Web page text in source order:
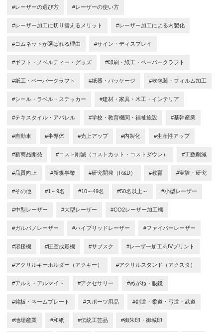
#レーザーの選び方 #レーザーの使い方
#レーザー加工に切り替えるメリット #レーザー加工による内製化
#コムネットが選ばれる理由 #サイン・ディスプレイ
#ギフト・ノベルティー・グッズ #印刷・紙工・ペーパークラフト
#紙工・ペーパークラフト #紙器・パッケージ #軟包装・フィルム加工
#シール・ラベル・ステッカー #建材・家具・木工・インテリア
#テキスタイル・アパレル #学校・教育機関・福祉施設 #基幹産業
#自動車 #半導体 #売上アップ #内製化 #生産性アップ
#新商品開発 #コスト削減（コストカット・コストダウン） #工数削減
#品質向上 #新規事業 #研究開発（R&D） #教育 #実験・研究
#その他 #1～9名 #10～49名 #50名以上～ #小型レーザー
#中型レーザー #大型レーザー #CO2レーザー加工機
#ガルバノレーザー #ハイブリッドレーザー #ファイバーレーザー
#溶接機 #圧空成形機 #サブスク #レーザー加工×UVプリント
#アクリルキーホルダー（アクキー） #アクリルスタンド（アクスタ）
#アルミ・アルマイト #アクセサリー #めがね・眼鏡
#銘板・ネームプレート #スポーツ用品 #剣道・柔道・弓道・武道
#地場産業 #和紙 #伝統工芸品 #御朱印・御城印